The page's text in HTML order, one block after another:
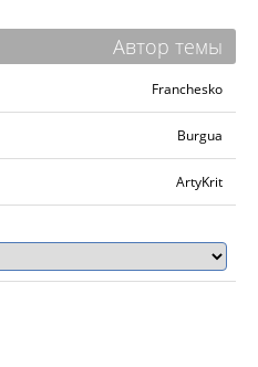
Автор темы
Franchesko
Burgua
ArtyKrit